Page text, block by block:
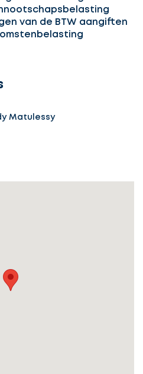
van de BTW aangiften
Matulessy